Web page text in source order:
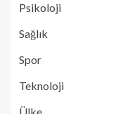
Psikoloji
Sağlık
Spor
Teknoloji